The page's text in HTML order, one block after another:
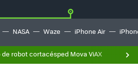
NASA Waze iPhone Air
de robot cortacésped Mova ViAX